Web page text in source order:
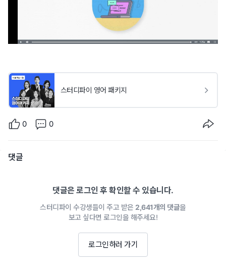
스터디파이 영어 패키지
0 0
댓글
댓글은 로그인 후 확인할 수 있습니다.
스터디파이 수강생들이 주고 받은 2,641개의 댓글을
보고 싶다면 로그인을 해주세요!
로그인하러 가기